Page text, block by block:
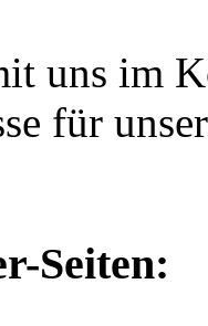
uns im
für
Seiten: